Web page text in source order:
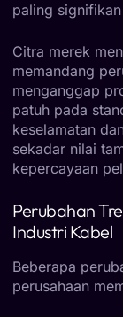
paling
Citra merek
memandang
menganggap
patuh pada
keselamatan
sekadar nilai
kepercayaan
Perubahan
Industri Kabel
Beberapa
perusahaan